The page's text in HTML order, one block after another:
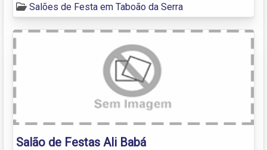
Salões de Festa em Taboão da Serra
Salão de Festas Ali Babá